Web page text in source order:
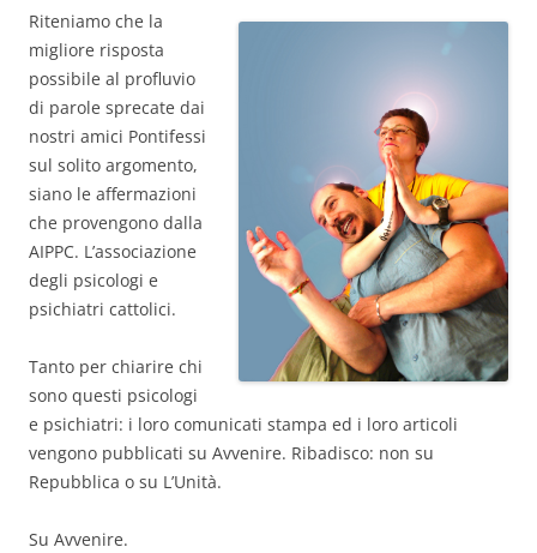
Riteniamo che la
migliore risposta
possibile al profluvio
di parole sprecate dai
nostri amici Pontifessi
sul solito argomento,
siano le affermazioni
che provengono dalla
AIPPC. L’associazione
degli psicologi e
psichiatri cattolici.
Tanto per chiarire chi
sono questi psicologi
e psichiatri: i loro comunicati stampa ed i loro articoli
vengono pubblicati su Avvenire. Ribadisco: non su
Repubblica o su L’Unità.
Su Avvenire.